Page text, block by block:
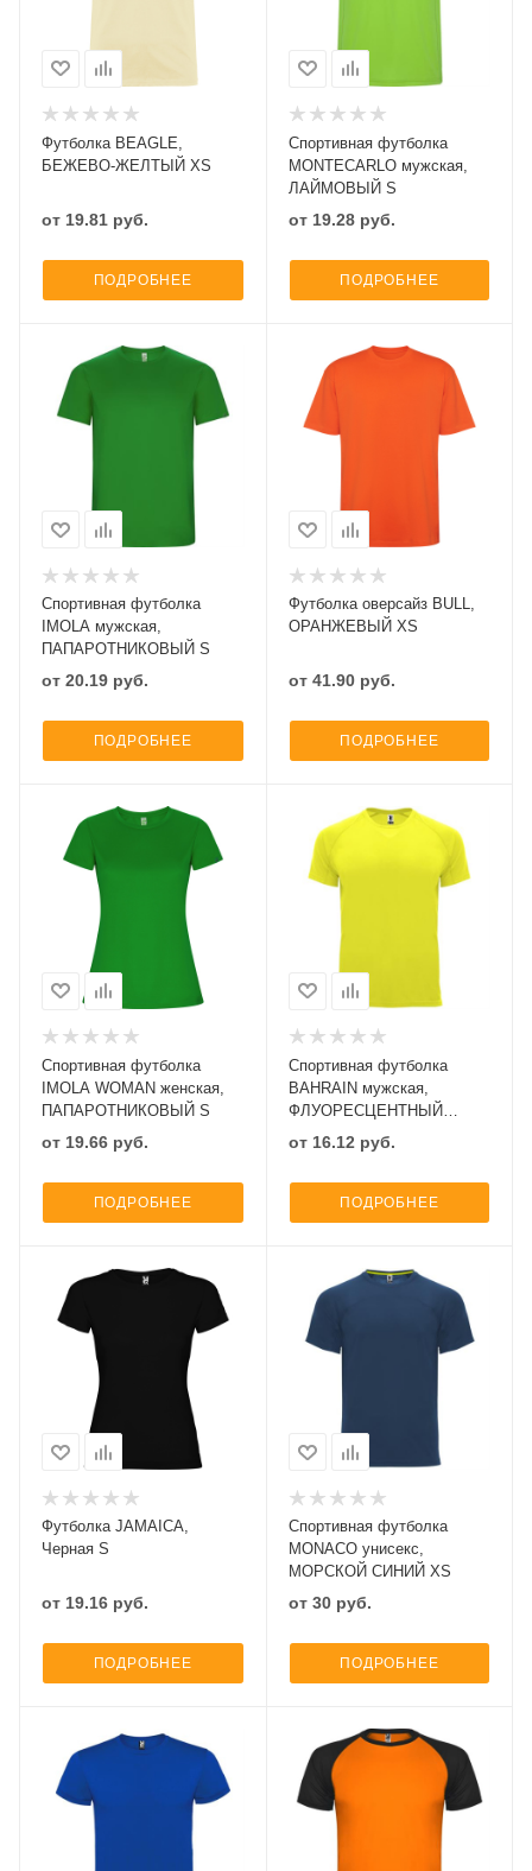
Футболка BEAGLE,
БЕЖЕВО-ЖЕЛТЫЙ XS
от 19.81 руб.
ПОДРОБНЕЕ
Спортивная футболка
MONTECARLO мужская,
ЛАЙМОВЫЙ S
от 19.28руб.
ПОДРОБНЕЕ
Спортивная футболка
IMOLA мужская,
ПАПАРОТНИКОВЫЙ S
от 20.19 руб.
ПОДРОБНЕЕ
Футболка оверсайз BULL,
ОРАНЖЕВЫЙ XS
от 41.90руб.
ПОДРОБНЕЕ
Спортивная футболка
IMOLA WOMAN женская,
ПАПАРОТНИКОВЫЙ S
от 19.66 руб.
ПОДРОБНЕЕ
Спортивная футболка
BAHRAIN мужская,
ФЛУОРЕСЦЕНТНЫЙ
ЖЕЛТЫЙ S
от 16.12 руб.
ПОДРОБНЕЕ
Футболка JAMAICA,
Черная S
от 19.16 руб.
ПОДРОБНЕЕ
Спортивная футболка
MONACO унисекс,
МОРСКОЙ СИНИЙ XS
от 30руб.
ПОДРОБНЕЕ